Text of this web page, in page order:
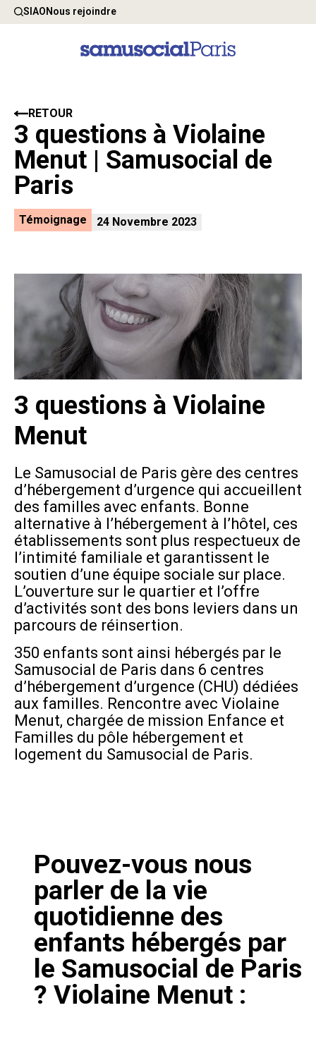
SIAONous rejoindre
3 questions à Violaine
Menut | Samusocial de
Paris
RETOUR
Témoignage 24 Novembre 2023
3 questions à Violaine
Menut
Le Samusocial de Paris gère des centres
d’hébergement d’urgence qui accueillent
des familles avec enfants. Bonne
alternative à l’hébergement à l’hôtel, ces
établissements sont plus respectueux de
l’intimité familiale et garantissent le
soutien d’une équipe sociale sur place.
L’ouverture sur le quartier et l’offre
d’activités sont des bons leviers dans un
parcours de réinsertion.
350 enfants sont ainsi hébergés par le
Samusocial de Paris dans 6 centres
d’hébergement d’urgence (CHU) dédiées
aux familles. Rencontre avec Violaine
Menut, chargée de mission Enfance et
Familles du pôle hébergement et
logement du Samusocial de Paris.
Pouvez-vous nous
parler de la vie
quotidienne des
enfants hébergés par
le Samusocial de Paris
? Violaine Menut :